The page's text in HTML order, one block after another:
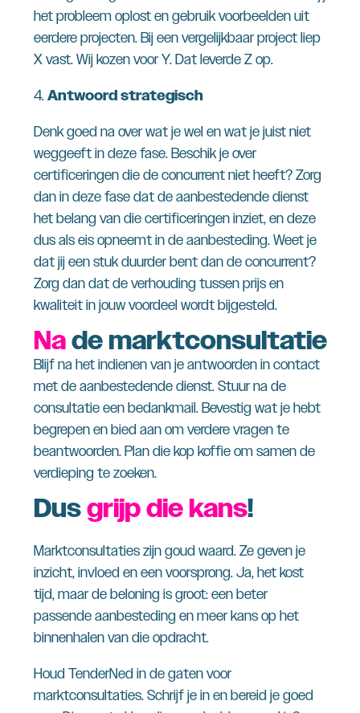
het probleem oplost en gebruik voorbeelden uit
eerdere projecten. Bij een vergelijkbaar project liep
X vast. Wij kozen voor Y. Dat leverde Z op.
4.Antwoord strategisch
Denk goed na over wat je wel en wat je juist niet
weggeeft in deze fase. Beschik je over
certificeringen die de concurrent niet heeft? Zorg
dan in deze fase dat de aanbestedende dienst
het belang van die certificeringen inziet, en deze
dus als eis opneemt in de aanbesteding. Weet je
dat jij een stuk duurder bent dan de concurrent?
Zorg dan dat de verhouding tussen prijs en
kwaliteit in jouw voordeel wordt bijgesteld.
Nade marktconsultatie
Blijf na het indienen van je antwoorden in contact
met de aanbestedende dienst. Stuur na de
consultatie een bedankmail. Bevestig wat je hebt
begrepen en bied aan om verdere vragen te
beantwoorden. Plan die kop koffie om samen de
verdieping te zoeken.
Dusgrijp die kans!
Marktconsultaties zijn goud waard. Ze geven je
inzicht, invloed en een voorsprong. Ja, het kost
tijd, maar de beloning is groot: een beter
passende aanbesteding en meer kans op het
binnenhalen van die opdracht.
Houd TenderNed in de gaten voor
marktconsultaties. Schrijf je in en bereid je goed